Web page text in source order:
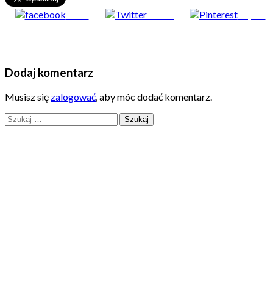
Zapisz
Dodaj komentarz
Musisz się zalogować, aby móc dodać komentarz.
Szukaj: